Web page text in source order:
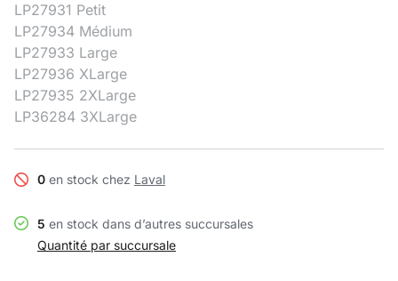
LP27931 Petit
LP27934 Médium
LP27933 Large
LP27936 XLarge
LP27935 2XLarge
LP36284 3XLarge
0 en stock chez Laval
5 en stock dans d’autres succursales
Quantité par succursale